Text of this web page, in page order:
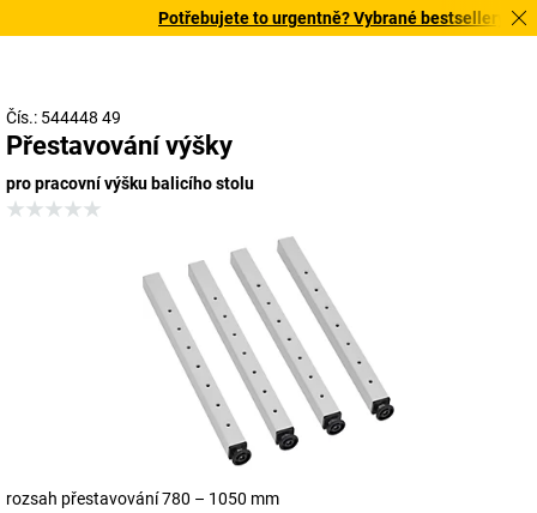
Potřebujete to urgentně? Vybrané bestsellery
Čís.: 544448 49
Přestavování výšky
pro pracovní výšku balicího stolu
rozsah přestavování 780 – 1050 mm